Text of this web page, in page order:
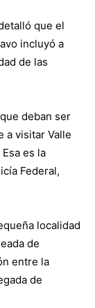
que el
incluyó a
de las
deban ser
a visitar Valle
es la
Federal,
localidad
de
entre la
de